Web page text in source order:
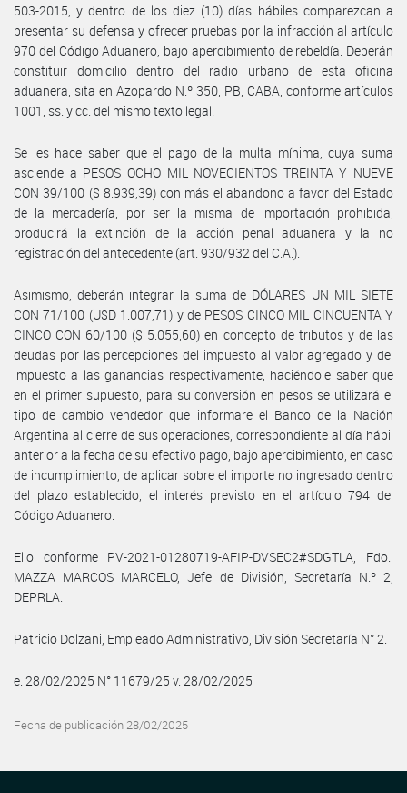
503-2015, y dentro de los diez (10) días hábiles comparezcan a
presentar su defensa y ofrecer pruebas por la infracción al artículo
970 del Código Aduanero, bajo apercibimiento de rebeldía. Deberán
constituir domicilio dentro del radio urbano de esta oficina
aduanera, sita en Azopardo N.º 350, PB, CABA, conforme artículos
1001, ss. y cc. del mismo texto legal.
Se les hace saber que el pago de la multa mínima, cuya suma
asciende a PESOS OCHO MIL NOVECIENTOS TREINTA Y NUEVE
CON 39/100 ($ 8.939,39) con más el abandono a favor del Estado
de la mercadería, por ser la misma de importación prohibida,
producirá la extinción de la acción penal aduanera y la no
registración del antecedente (art. 930/932 del C.A.).
Asimismo, deberán integrar la suma de DÓLARES UN MIL SIETE
CON 71/100 (U$D 1.007,71) y de PESOS CINCO MIL CINCUENTA Y
CINCO CON 60/100 ($ 5.055,60) en concepto de tributos y de las
deudas por las percepciones del impuesto al valor agregado y del
impuesto a las ganancias respectivamente, haciéndole saber que
en el primer supuesto, para su conversión en pesos se utilizará el
tipo de cambio vendedor que informare el Banco de la Nación
Argentina al cierre de sus operaciones, correspondiente al día hábil
anterior a la fecha de su efectivo pago, bajo apercibimiento, en caso
de incumplimiento, de aplicar sobre el importe no ingresado dentro
del plazo establecido, el interés previsto en el artículo 794 del
Código Aduanero.
Ello conforme PV-2021-01280719-AFIP-DVSEC2#SDGTLA, Fdo.:
MAZZA MARCOS MARCELO, Jefe de División, Secretaría N.º 2,
DEPRLA.
Patricio Dolzani, Empleado Administrativo, División Secretaría N° 2.
e. 28/02/2025 N° 11679/25 v. 28/02/2025
Fecha de publicación 28/02/2025